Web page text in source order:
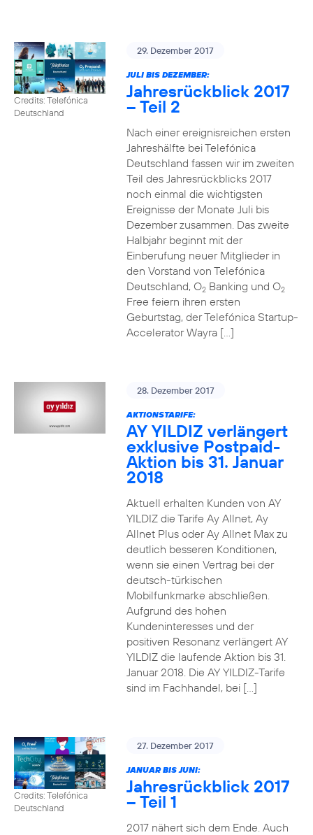
Credits: Telefónica
Deutschland
29. Dezember 2017
JULI BIS DEZEMBER:
Jahresrückblick 2017
– Teil 2
Nach einer ereignisreichen ersten
Jahreshälfte bei Telefónica
Deutschland fassen wir im zweiten
Teil des Jahresrückblicks 2017
noch einmal die wichtigsten
Ereignisse der Monate Juli bis
Dezember zusammen. Das zweite
Halbjahr beginnt mit der
Einberufung neuer Mitglieder in
den Vorstand von Telefónica
Deutschland, O2Banking und O2
Free feiern ihren ersten
Geburtstag, der Telefónica Startup-
Accelerator Wayra […]
28. Dezember 2017
AKTIONSTARIFE:
AY YILDIZ verlängert
exklusive Postpaid-
Aktion bis 31. Januar
2018
Aktuell erhalten Kunden von AY
YILDIZ die Tarife Ay Allnet, Ay
Allnet Plus oder Ay Allnet Max zu
deutlich besseren Konditionen,
wenn sie einen Vertrag bei der
deutsch-türkischen
Mobilfunkmarke abschließen.
Aufgrund des hohen
Kundeninteresses und der
positiven Resonanz verlängert AY
YILDIZ die laufende Aktion bis 31.
Januar 2018. Die AY YILDIZ-Tarife
sind im Fachhandel, bei […]
Credits: Telefónica
Deutschland
27. Dezember 2017
JANUAR BIS JUNI:
Jahresrückblick 2017
– Teil 1
2017 nähert sich dem Ende. Auch